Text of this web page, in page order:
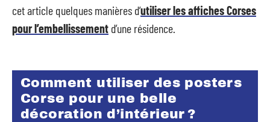
cet article quelques manières d’utiliser les affiches Corses
pour l’embellissement d’une résidence.
Comment utiliser des posters
Corse pour une belle
décoration d’intérieur ?